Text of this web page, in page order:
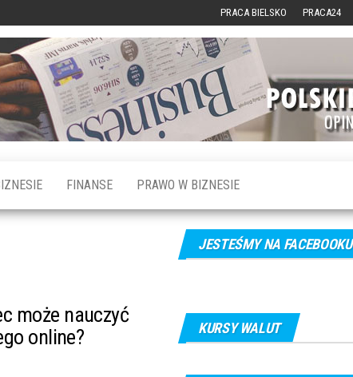
PRACA BIELSKO PRACA24
FINANSE PRAWO W BIZNESIE
może nauczyć
online?
JESTEŚMY NA FACEBOOKU
KURSY WALUT